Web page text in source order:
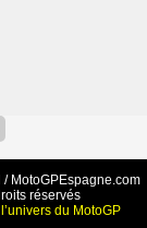
/ MotoGPEspagne.com
réservés
du MotoGP